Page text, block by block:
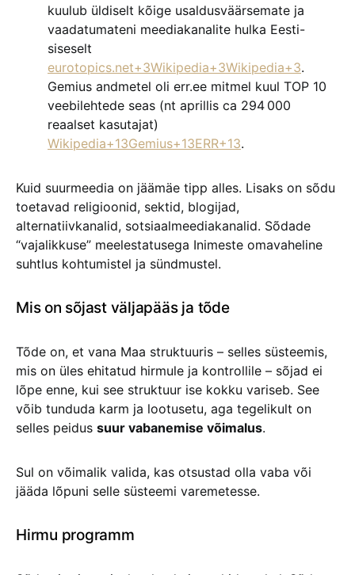
kuulub üldiselt kõige usaldusväärsemate ja
vaadatumateni meediakanalite hulka Eesti-
siseselt
eurotopics.net+3Wikipedia+3Wikipedia+3.
Gemius andmetel oli err.ee mitmel kuul TOP 10
veebilehtede seas (nt aprillis ca 294 000
reaalset kasutajat)
Wikipedia+13Gemius+13ERR+13.
Kuid suurmeedia on jäämäe tipp alles. Lisaks on sõdu
toetavad religioonid, sektid, blogijad,
alternatiivkanalid, sotsiaalmeediakanalid. Sõdade
“vajalikkuse” meelestatusega Inimeste omavaheline
suhtlus kohtumistel ja sündmustel.
Mis on sõjast väljapääs ja tõde
Tõde on, et vana Maa struktuuris – selles süsteemis,
mis on üles ehitatud hirmule ja kontrollile – sõjad ei
lõpe enne, kui see struktuur ise kokku variseb. See
võib tunduda karm ja lootusetu, aga tegelikult on
selles peidus suur vabanemise võimalus.
Sul on võimalik valida, kas otsustad olla vaba või
jääda lõpuni selle süsteemi varemetesse.
Hirmu programm